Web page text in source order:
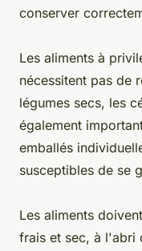
conserver
Les aliments à
nécessitent pas de
légumes secs, les
également
emballés
susceptibles de se
Les aliments
frais et sec, à l'abri